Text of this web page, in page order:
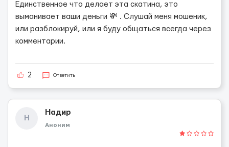
Единственное что делает эта скатина, это
выманивает ваши деньги 💸 . Слушай меня мошеник,
или разблокируй, или я буду общаться всегда через
комментарии.
2 Ответить
Н
Надир
Аноним